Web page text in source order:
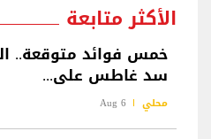
الأكثر متابعة
خمس فوائد متوقعة..
سد غاطس على...
محلي 6 Aug